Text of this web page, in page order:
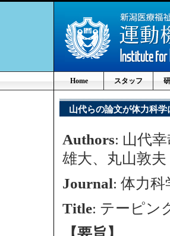
Home スタッフ
山代らの論文が体力科
Authors: 山代
雄大、丸山敦夫
Journal: 体力科
Title: テーピン